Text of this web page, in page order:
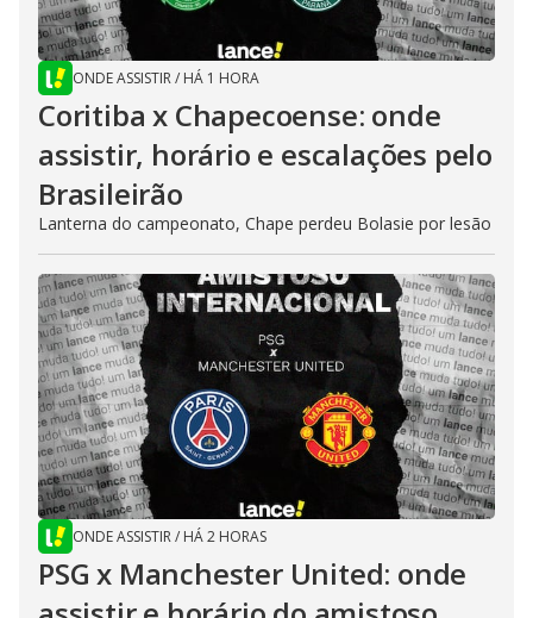
ONDE ASSISTIR/ HÁ 1 HORA
Coritiba x Chapecoense: onde
assistir, horário e escalações pelo
Brasileirão
Lanterna do campeonato, Chape perdeu Bolasie por lesão
ONDE ASSISTIR/ HÁ 2 HORAS
PSG x Manchester United: onde